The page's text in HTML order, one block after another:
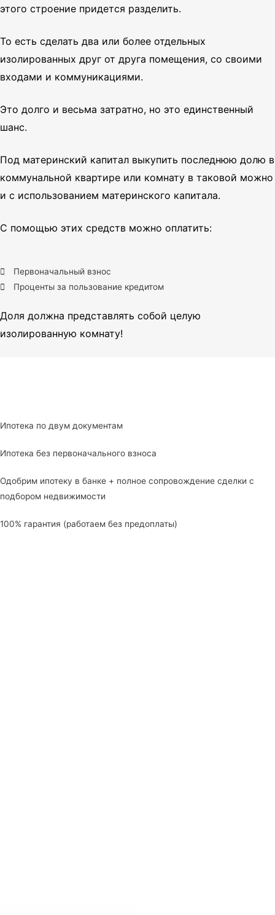
этого строение придется разделить.
То есть сделать два или более отдельных
изолированных друг от друга помещения, со своими
входами и коммуникациями.
Это долго и весьма затратно, но это единственный
шанс.
Под материнский капитал выкупить последнюю долю в
коммунальной квартире или комнату в таковой можно
и с использованием материнского капитала.
С помощью этих средств можно оплатить:
Первоначальный взнос
Проценты за пользование кредитом
Доля должна представлять собой целую
изолированную комнату!
Ипотека по двум документам
Ипотека без первоначального взноса
Одобрим ипотеку в банке + полное сопровождение сделки с
подбором недвижимости
100% гарантия (работаем без предоплаты)